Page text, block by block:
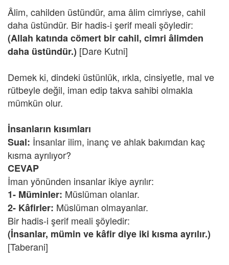
Âlim, cahilden üstündür, ama âlim cimriyse, cahil
daha üstündür. Bir hadis-i şerif meali şöyledir:
(Allah katında cömert bir cahil, cimri âlimden
daha üstündür.) [Dare Kutni]
Demek ki, dindeki üstünlük, ırkla, cinsiyetle, mal ve
rütbeyle değil, iman edip takva sahibi olmakla
mümkün olur.
İnsanların kısımları
Sual: İnsanlar ilim, inanç ve ahlak bakımdan kaç
kısma ayrılıyor?
CEVAP
İman yönünden insanlar ikiye ayrılır:
1- Müminler: Müslüman olanlar.
2- Kâfirler: Müslüman olmayanlar.
Bir hadis-i şerif meali şöyledir:
(İnsanlar, mümin ve kâfir diye iki kısma ayrılır.)
[Taberani]